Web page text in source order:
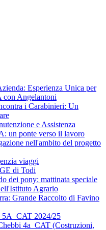
Esperienza Unica per
con Angelantoni
i Carabinieri: Un
e Assistenza
un ponte verso il lavoro
nell'ambito del progetto
viaggi
di Todi
dei pony: mattinata speciale
Agrario
Grande Raccolto di Favino
5A_CAT 2024/25
4a_CAT (Costruzioni,